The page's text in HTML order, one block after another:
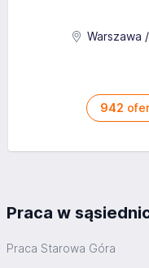
Warszawa
942
Praca w
Praca Starowa Góra